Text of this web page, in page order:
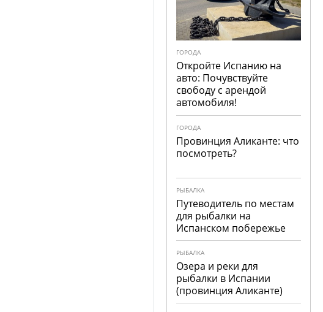
ГОРОДА
Откройте Испанию на
авто: Почувствуйте
свободу с арендой
автомобиля!
ГОРОДА
Провинция Аликанте: что
посмотреть?
РЫБАЛКА
Путеводитель по местам
для рыбалки на
Испанском побережье
РЫБАЛКА
Озера и реки для
рыбалки в Испании
(провинция Аликанте)